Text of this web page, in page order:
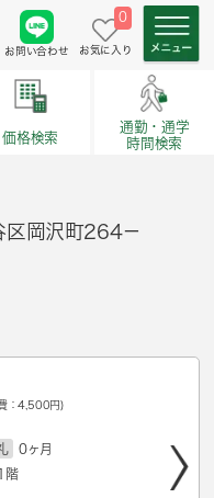
お問い合わせ
0
お気に入り
価格検索
通勤・通学
時間検索
区岡沢町264－
：4,500円)
0ヶ月
階